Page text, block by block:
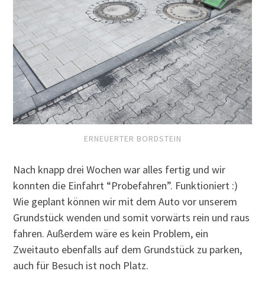
ERNEUERTER BORDSTEIN
Nach knapp drei Wochen war alles fertig und wir
konnten die Einfahrt “Probefahren”. Funktioniert :)
Wie geplant können wir mit dem Auto vor unserem
Grundstück wenden und somit vorwärts rein und raus
fahren. Außerdem wäre es kein Problem, ein
Zweitauto ebenfalls auf dem Grundstück zu parken,
auch für Besuch ist noch Platz.